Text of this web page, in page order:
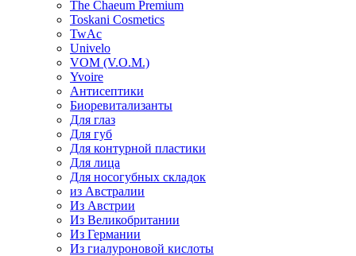
The Chaeum Premium
Toskani Cosmetics
TwAc
Univelo
VOM (V.O.M.)
Yvoire
Антисептики
Биоревитализанты
Для глаз
Для губ
Для контурной пластики
Для лица
Для носогубных складок
из Австралии
Из Австрии
Из Великобритании
Из Германии
Из гиалуроновой кислоты